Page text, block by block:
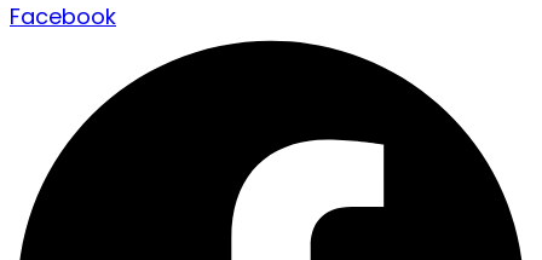
Facebook